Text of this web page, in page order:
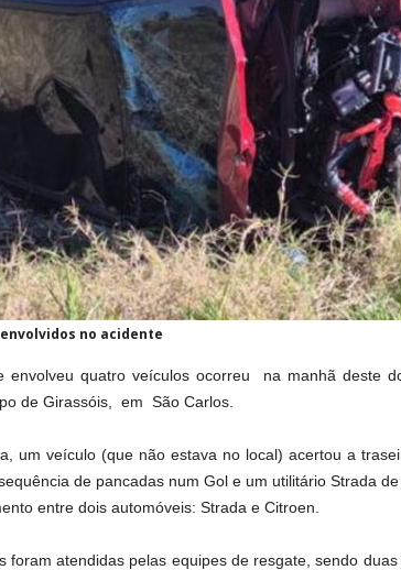
no acidente
envolveu quatro veículos ocorreu na manhã deste
de Girassóis, em São Carlos.
um veículo (que não estava no local) acertou a
de pancadas num Gol e um utilitário Strada
entre dois automóveis: Strada e Citroen.
foram atendidas pelas equipes de resgate, sendo